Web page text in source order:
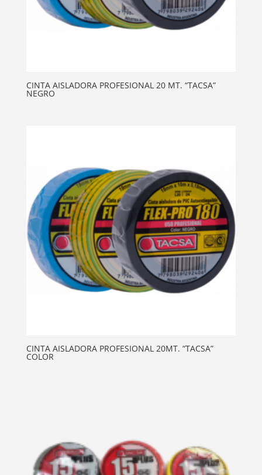
CINTA AISLADORA PROFESIONAL 20 MT. “TACSA”
NEGRO
CINTA AISLADORA PROFESIONAL 20MT. “TACSA”
COLOR